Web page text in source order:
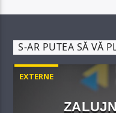
S-AR PUTEA SĂ VĂ
EXTERNE